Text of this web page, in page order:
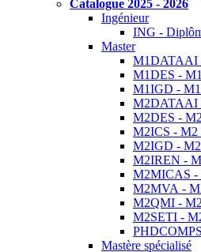
Catalogue 2025 - 2026
Ingénieur
ING -
Master
M1DATAAI
M1DES -
M1IGD - M1
M2DATAAI
M2DES -
M2ICS - M2
M2IGD - M2
M2IREN -
M2MICAS -
M2MVA -
M2QMI -
M2SETI -
Mastère spécialisé